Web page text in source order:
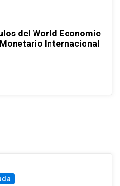
del World Economic
Internacional